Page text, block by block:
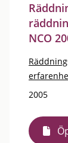
NCO
2005